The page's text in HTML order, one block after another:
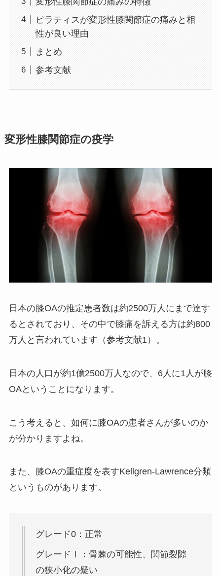
ピラティスが変形性膝関節症の痛みと相
性が良い理由
まとめ
参考文献
変形性膝関節症の疫学
日本の膝OAの推定患者数は約2500万人にまで達す
るとされており、その中で膝痛を訴える方は約800
万人と言われています（参考文献1）。
日本の人口が約1億2500万人なので、6人に1人が膝
OAということになります。
こう考えると、如何に膝OAの患者さんが多いのか
が分かりますよね。
また、膝OAの重症度を表すKellgren-Lawrence分類
というものがあります。
グレード0：正常
グレードⅠ：骨棘の可能性、関節裂隙
の狭小化の疑い